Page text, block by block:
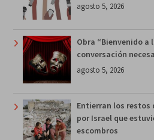
agosto 5, 2026
Obra “Bienvenido a
conversación
agosto 5, 2026
Entierran los restos
por Israel que
escombros